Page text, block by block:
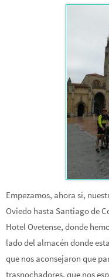
Empezamos, ahora sí,
Oviedo hasta Santiago de
Hotel Ovetense, donde
lado del almacén donde
que nos aconsejaron que
trasnochadores, que nos